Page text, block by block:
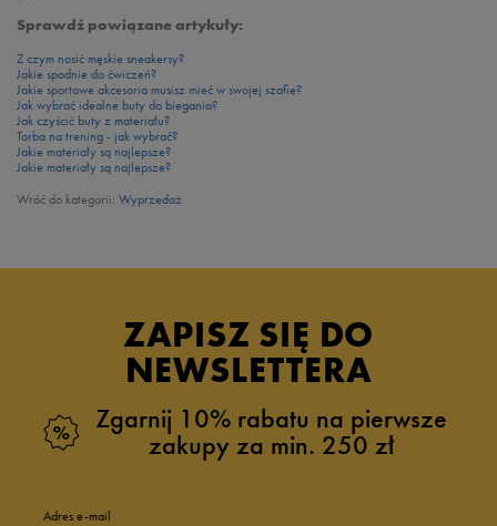
Sprawdź powiązane artykuły:
Z czym nosić męskie sneakersy?
Jakie spodnie do ćwiczeń?
Jakie sportowe akcesoria musisz mieć w swojej szafie?
Jak wybrać idealne buty do biegania?
Jak czyścić buty z materiału?
Torba na trening - jak wybrać?
Jakie materiały są najlepsze?
Jakie materiały są najlepsze?
Wróć do kategorii: Wyprzedaż
ZAPISZ SIĘ DO
NEWSLETTERA
Zgarnij 10% rabatu na pierwsze
zakupy za min. 250 zł
Adres e-mail